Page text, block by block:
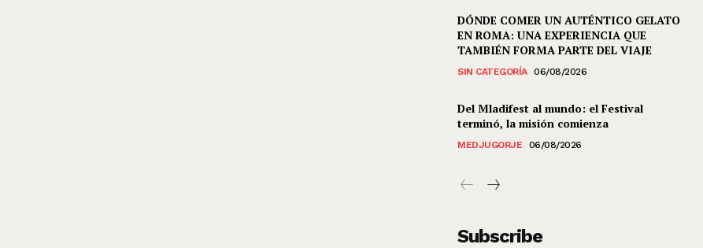
DÓNDE COMER UN AUTÉNTICO GELATO
EN ROMA: UNA EXPERIENCIA QUE
TAMBIÉN FORMA PARTE DEL VIAJE
SIN CATEGORÍA 06/08/2026
Del Mladifest al mundo: el Festival
terminó, la misión comienza
MEDJUGORJE 06/08/2026
Subscribe